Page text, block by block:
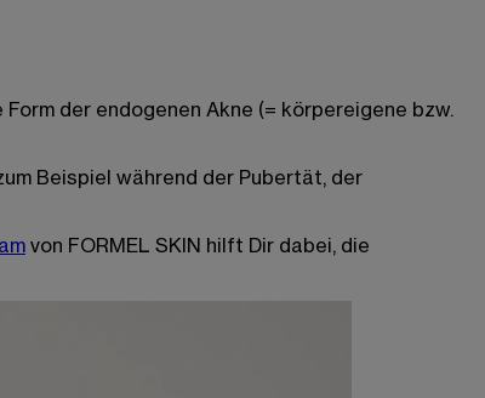
der endogenen Akne (= körpereigene bzw.
Beispiel während der Pubertät, der
von FORMEL SKIN hilft Dir dabei, die